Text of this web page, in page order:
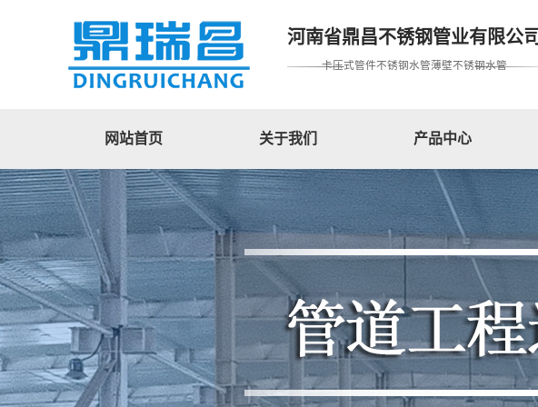
河南省鼎昌不锈钢管业有限公司
卡压式管件不锈钢水管薄壁不锈钢水管
网站首页 关于我们 产品中心